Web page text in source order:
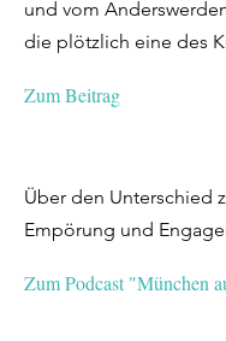
und vom
die plötzlich eine des
Zum Beitrag
Über den Unterschied
Empörung und
Zum Podcast "München